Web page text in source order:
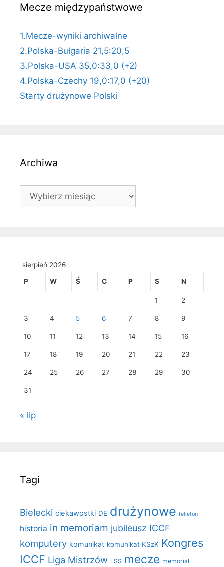
Mecze międzypaństwowe
1.Mecze-wyniki archiwalne
2.Polska-Bułgaria 21,5:20,5
3.Polska-USA 35,0:33,0 (+2)
4.Polska-Czechy 19,0:17,0 (+20)
Starty drużynowe Polski
Archiwa
Archiwa
sierpień 2026
P W Ś C P S N
1 2
3 4 5 6 7 8 9
10 11 12 13 14 15 16
17 18 19 20 21 22 23
24 25 26 27 28 29 30
31
« lip
Tagi
Bielecki ciekawostki DE drużynowe felieton
historia in memoriam jubileusz ICCF
komputery komunikat komunikat KSzK Kongres
ICCF Liga Mistrzów LSS mecze memoriał